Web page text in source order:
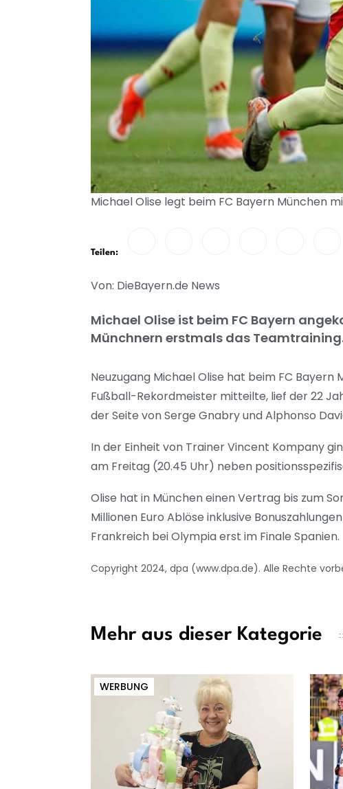
Michael Olise legt beim FC Bayern München
Teilen:
Von: DieBayern.de News
Michael Olise ist beim FC Bayern
Münchnern erstmals das
Neuzugang Michael Olise hat beim FC
Fußball-Rekordmeister mitteilte, lief der 22
der Seite von Serge Gnabry und Alphonso
In der Einheit von Trainer Vincent Kompany
am Freitag (20.45 Uhr) neben
Olise hat in München einen Vertrag bis zum
Millionen Euro Ablöse inklusive
Frankreich bei Olympia erst im Finale Spanien.
Copyright 2024, dpa (www.dpa.de). Alle Rechte
Mehr aus dieser Kategorie
WERBUNG